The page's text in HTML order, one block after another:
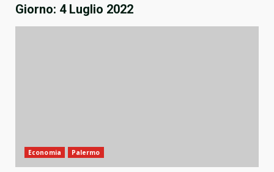
Giorno: 4 Luglio 2022
Economia Palermo